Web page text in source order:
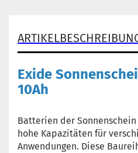
Exide
10Ah
Batterien der
hohe Kapazitäten für
Anwendungen. Diese